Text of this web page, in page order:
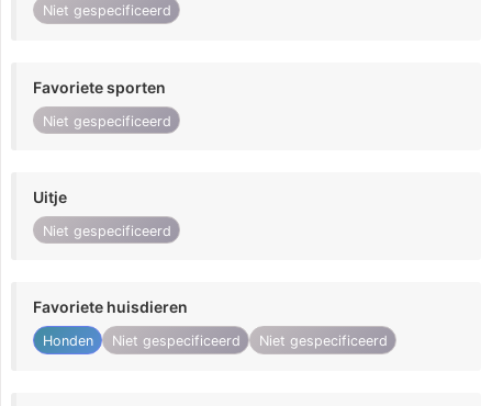
Niet gespecificeerd
Favoriete sporten
Niet gespecificeerd
Uitje
Niet gespecificeerd
Favoriete huisdieren
Honden Niet gespecificeerd Niet gespecificeerd